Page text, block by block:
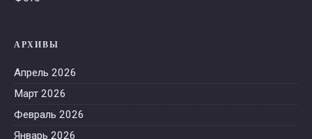
АРХИВЫ
Апрель 2026
Март 2026
Февраль 2026
Январь 2026